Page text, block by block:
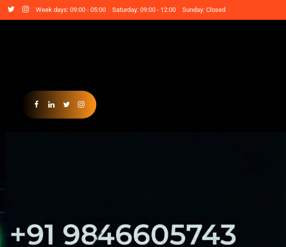
Week days: 09:00 - 05:00 Saturday: 09:00 - 12:00 Sunday: Closed